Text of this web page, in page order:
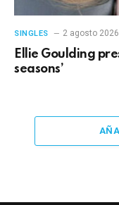
SINGLES 2 agosto 2026
Ellie Goulding
seasons’